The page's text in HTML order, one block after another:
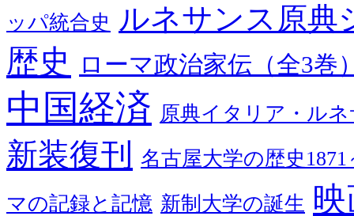
ッパ統合史 ルネサンス原典
歴史 ローマ政治家伝（全3巻
中国経済 原典イタリア・ル
新装復刊 名古屋大学の歴史1871
マの記録と記憶 新制大学の誕生